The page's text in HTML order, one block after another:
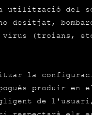
la utilització del
desitjat,
(troians,
la
produir
de